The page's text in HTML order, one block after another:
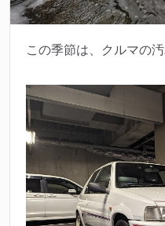
この季節は、クルマの